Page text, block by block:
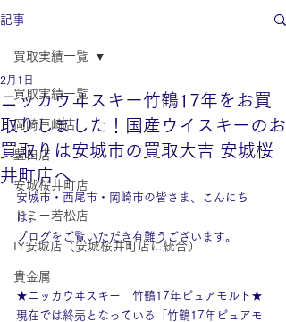
記事
買取実績一覧
岡崎戸崎店
豊田店
安城桜井町店
ドミー若松店
IY安城店（安城桜井町店に統合）
貴金属
買取実績一覧
ニッカウヰスキー竹鶴17年をお買
取りしました！国産ウイスキーのお
買取りは安城市の買取大吉 安城桜
井町店へ
2月1日
安城市・西尾市・岡崎市の皆さま、こんにち
は。
ブログをご覧いただき有難うございます。
★ニッカウヰスキー　竹鶴17年ピュアモルト★
現在では終売となっている「竹鶴17年ピュアモ